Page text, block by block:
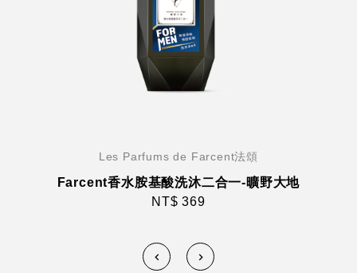
Les Parfums de Farcent法頌
Farcent香水胺基酸洗沐二合一-曠野大地
NT$ 369